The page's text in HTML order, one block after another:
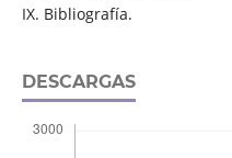
IX. Bibliografía.
DESCARGAS